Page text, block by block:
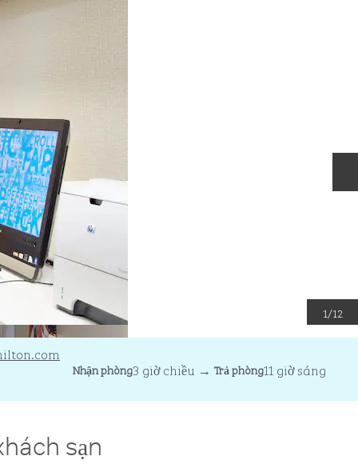
1/12
Nhận phòng3 giờ chiều → Trả phòng11 giờ sáng
sạn